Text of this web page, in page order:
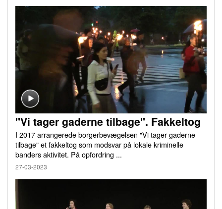
"Vi tager gaderne tilbage". Fakkeltog
I 2017 arrangerede borgerbevægelsen "Vi tager gaderne
tilbage" et fakkeltog som modsvar på lokale kriminelle
banders aktivitet. På opfordring ...
27-03-2023